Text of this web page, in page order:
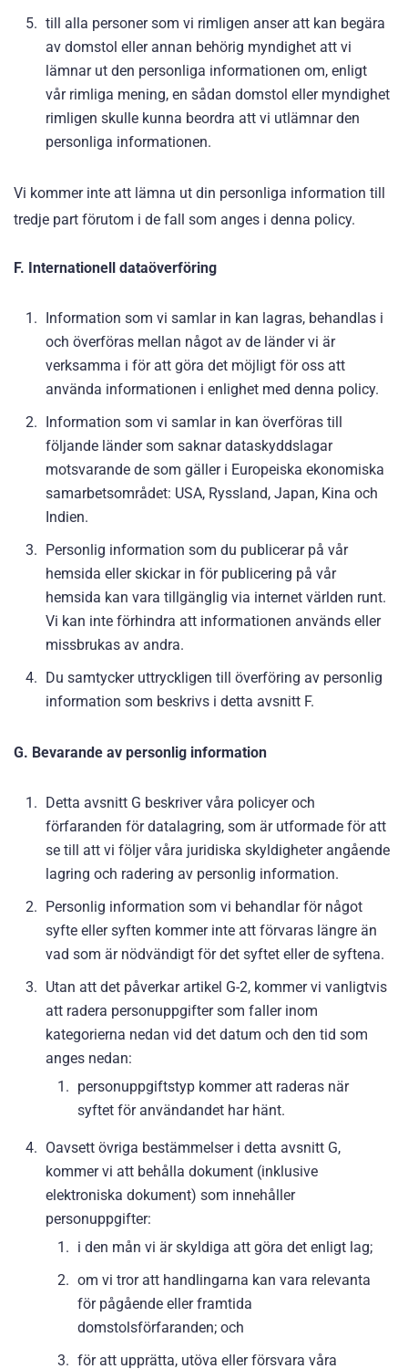
till alla personer som vi rimligen anser att kan begära
av domstol eller annan behörig myndighet att vi
lämnar ut den personliga informationen om, enligt
vår rimliga mening, en sådan domstol eller myndighet
rimligen skulle kunna beordra att vi utlämnar den
personliga informationen.
Vi kommer inte att lämna ut din personliga information till
tredje part förutom i de fall som anges i denna policy.
F. Internationell dataöverföring
Information som vi samlar in kan lagras, behandlas i
och överföras mellan något av de länder vi är
verksamma i för att göra det möjligt för oss att
använda informationen i enlighet med denna policy.
Information som vi samlar in kan överföras till
följande länder som saknar dataskyddslagar
motsvarande de som gäller i Europeiska ekonomiska
samarbetsområdet: USA, Ryssland, Japan, Kina och
Indien.
Personlig information som du publicerar på vår
hemsida eller skickar in för publicering på vår
hemsida kan vara tillgänglig via internet världen runt.
Vi kan inte förhindra att informationen används eller
missbrukas av andra.
Du samtycker uttryckligen till överföring av personlig
information som beskrivs i detta avsnitt F.
G. Bevarande av personlig information
Detta avsnitt G beskriver våra policyer och
förfaranden för datalagring, som är utformade för att
se till att vi följer våra juridiska skyldigheter angående
lagring och radering av personlig information.
Personlig information som vi behandlar för något
syfte eller syften kommer inte att förvaras längre än
vad som är nödvändigt för det syftet eller de syftena.
Utan att det påverkar artikel G-2, kommer vi vanligtvis
att radera personuppgifter som faller inom
kategorierna nedan vid det datum och den tid som
anges nedan:
personuppgiftstyp kommer att raderas när
syftet för användandet har hänt.
Oavsett övriga bestämmelser i detta avsnitt G,
kommer vi att behålla dokument (inklusive
elektroniska dokument) som innehåller
personuppgifter:
i den mån vi är skyldiga att göra det enligt lag;
om vi tror att handlingarna kan vara relevanta
för pågående eller framtida
domstolsförfaranden; och
för att upprätta, utöva eller försvara våra